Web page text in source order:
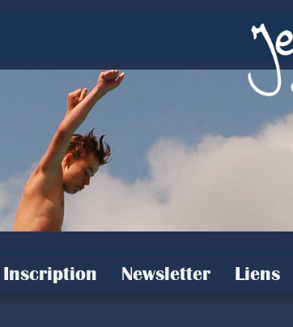
Inscription Newsletter Liens